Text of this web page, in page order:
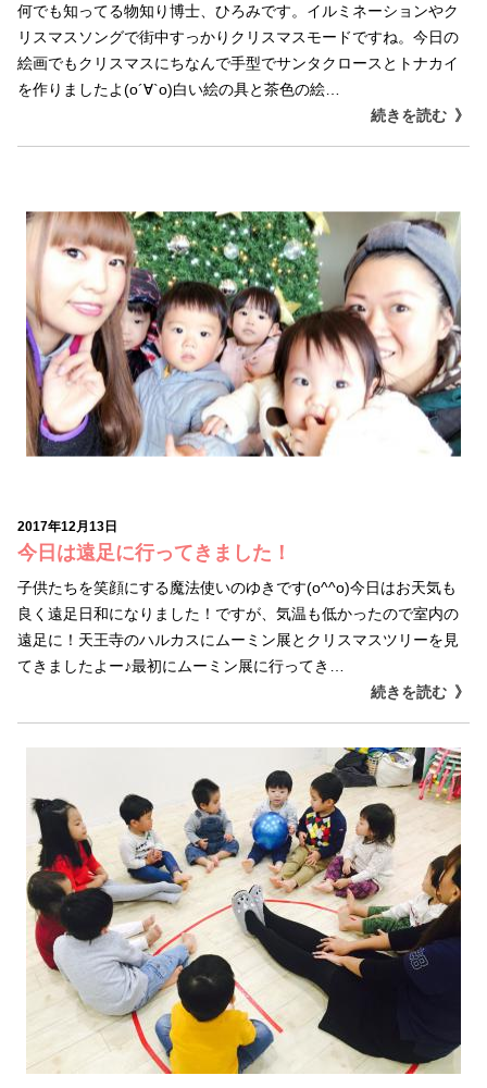
何でも知ってる物知り博士、ひろみです。イルミネーションやク
リスマスソングで街中すっかりクリスマスモードですね。今日の
絵画でもクリスマスにちなんで手型でサンタクロースとトナカイ
を作りましたよ(о´∀`о)白い絵の具と茶色の絵…
続きを読む
2017年12月13日
今日は遠足に行ってきました！
子供たちを笑顔にする魔法使いのゆきです(o^^o)今日はお天気も
良く遠足日和になりました！ですが、気温も低かったので室内の
遠足に！天王寺のハルカスにムーミン展とクリスマスツリーを見
てきましたよー♪最初にムーミン展に行ってき…
続きを読む